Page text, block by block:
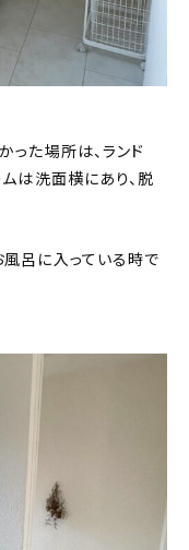
った場所は、ランド
は洗面横にあり、脱
呂に入っている時で